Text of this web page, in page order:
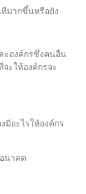
ที่มากขึ้นหรือยัง
ะองค์กรซึ่งคนอื่น
ะให้องค์กรจะ
มีอะไรให้องค์กร
นาคต